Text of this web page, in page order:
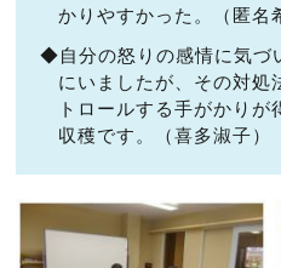
かりやすかった。（匿名
◆自分の怒りの感情に気づ
にいましたが、その対処
トロールする手がかり
収穫です。（喜多淑子）